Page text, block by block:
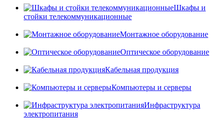
Шкафы и
стойки телекоммуникационные
Монтажное оборудование
Оптическое оборудование
Кабельная продукция
Компьютеры и серверы
Инфраструктура
электропитания